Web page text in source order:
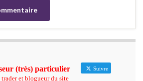
(très) particulier Suivre
trader et blogueur du site